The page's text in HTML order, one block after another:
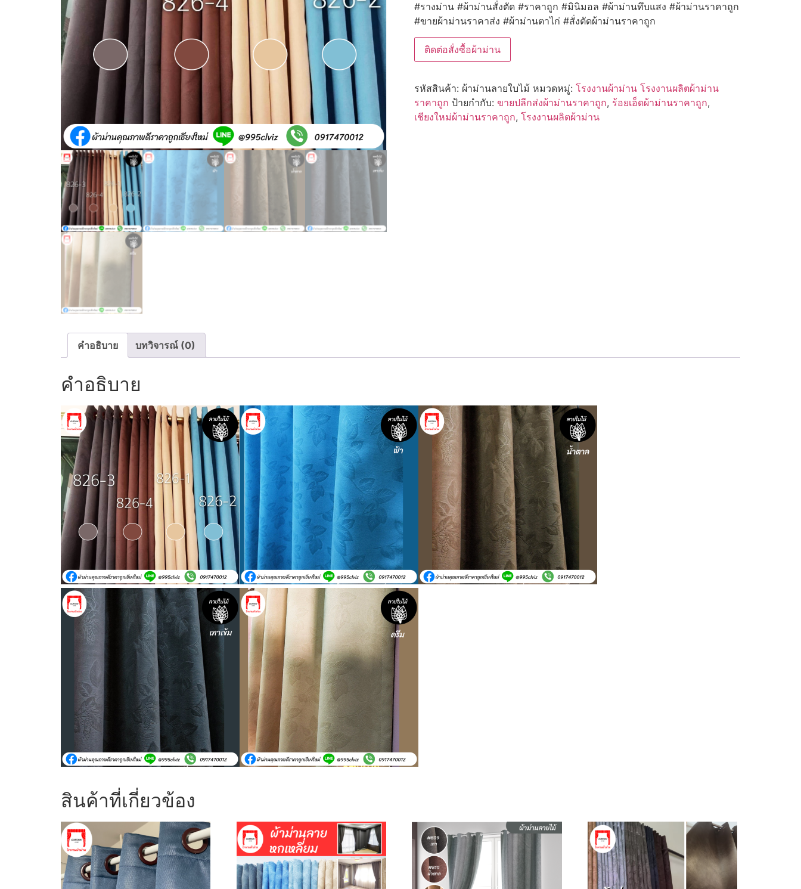
#รางม่าน #ผ้าม่านสั่งตัด #ราคาถูก #มินิมอล #ผ้าม่านทึบแสง #ผ้าม่านราคาถูก
#ขายผ้าม่านราคาส่ง #ผ้าม่านตาไก่ #สั่งตัดผ้าม่านราคาถูก
ติดต่อสั่งซื้อผ้าม่าน
รหัสสินค้า: ผ้าม่านลายใบไม้ หมวดหมู่: โรงงานผ้าม่าน โรงงานผลิตผ้าม่าน
ราคาถูก ป้ายกำกับ: ขายปลีกส่งผ้าม่านราคาถูก, ร้อยเอ็ดผ้าม่านราคาถูก,
เชียงใหม่ผ้าม่านราคาถูก, โรงงานผลิตผ้าม่าน
คำอธิบาย บทวิจารณ์ (0)
คำอธิบาย
สินค้าที่เกี่ยวข้อง